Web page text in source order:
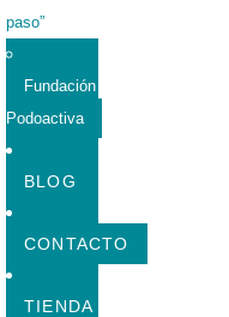
paso”
Fundación
Podoactiva
BLOG
CONTACTO
TIENDA